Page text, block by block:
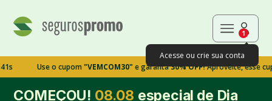
1
Acesse ou crie sua conta
Use o cupom"VEMCOM30"e garanta30% OFF!Aproveite, esse cupom
COMEÇOU! 08.08 especial de Dia